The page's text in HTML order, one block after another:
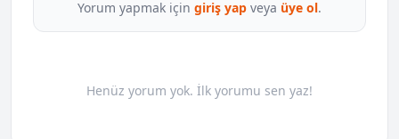
Yorum yapmak için giriş yap veya üye ol.
Henüz yorum yok. İlk yorumu sen yaz!